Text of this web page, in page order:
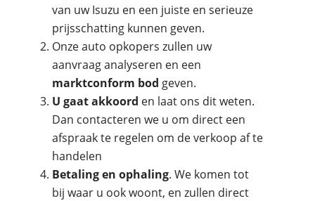
van uw Isuzu en een juiste en serieuze
prijsschatting kunnen geven.
Onze auto opkopers zullen uw
aanvraag analyseren en een
marktconform bod geven.
U gaat akkoord en laat ons dit weten.
Dan contacteren we u om direct een
afspraak te regelen om de verkoop af te
handelen
Betaling en ophaling. We komen tot
bij waar u ook woont, en zullen direct